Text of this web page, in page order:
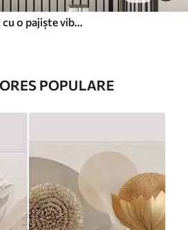
Un peisaj rural luxuriant cu o pajiște vibrantă de flori sălbatice plină de flori colorate sub un cer noros
POPULARE